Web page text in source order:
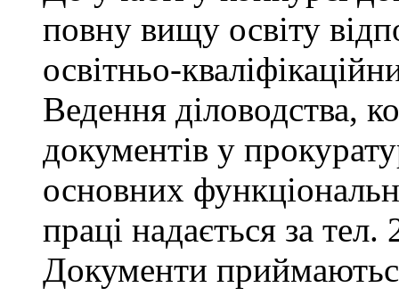
повну вищу освіту
освітньо-
Ведення діловодства,
документів у
основних
праці надається за
Документи